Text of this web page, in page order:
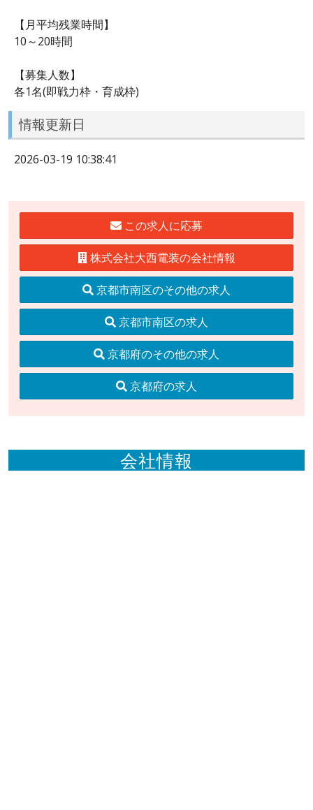
【月平均残業時間】
10～20時間
【募集人数】
各1名(即戦力枠・育成枠)
情報更新日
2026-03-19 10:38:41
この求人に応募
株式会社大西電装の会社情報
京都市南区のその他の求人
京都市南区の求人
京都府のその他の求人
京都府の求人
会社情報